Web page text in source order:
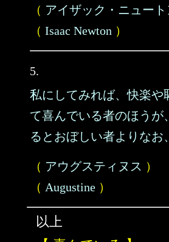
（ アイザック・ニュート
（ Isaac Newton ）
5.
私にしてみれば、快楽や
て喜んでいる者のほうが
るとおぼしい者よりなお
（ アウグスティヌス ）
（ Augustine ）
以上